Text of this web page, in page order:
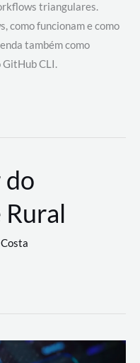
triangulares.
como funcionam e como
também como
GitHub CLI.
do